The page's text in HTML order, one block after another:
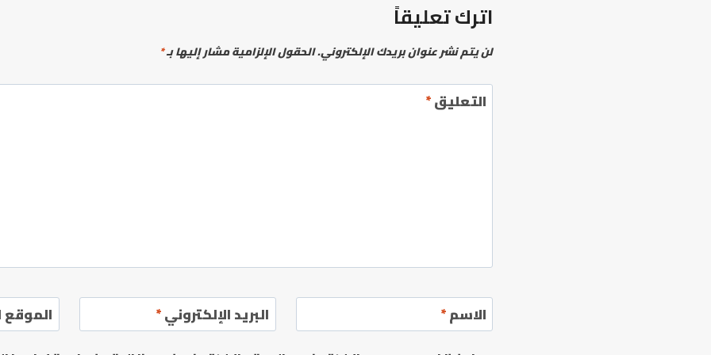
اترك تعليقاً
لن يتم نشر عنوان بريدك الإلكتروني.الحقول الإلزامية مشار إليها بـ*
التعليق*
الاسم* البريد الإلكتروني* الموقع